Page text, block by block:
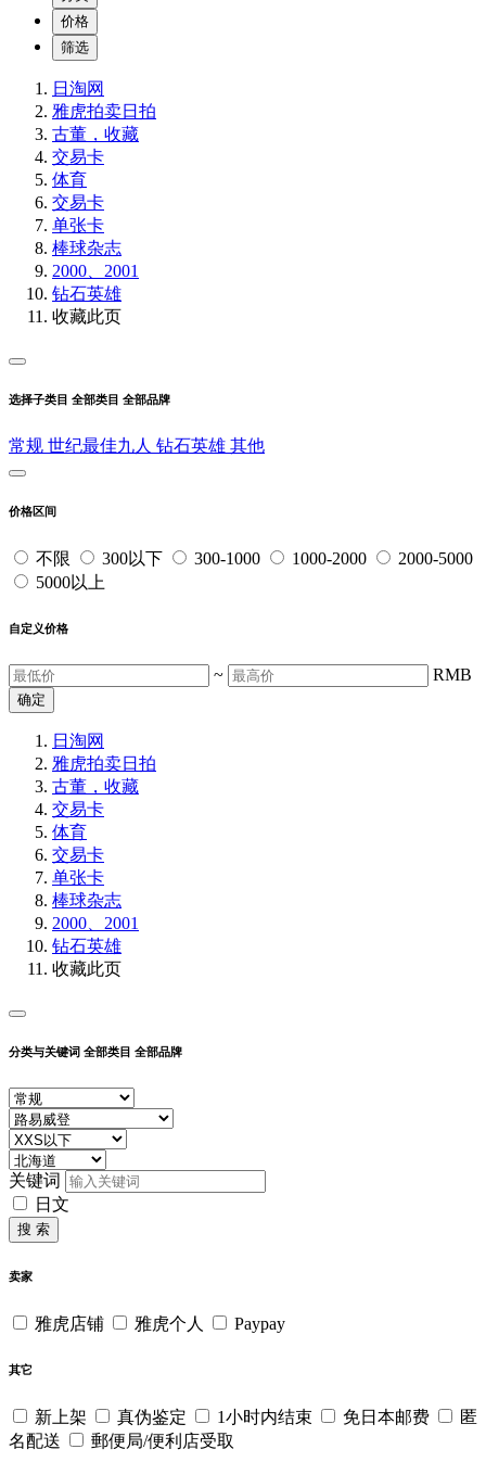
价格
筛选
日淘网
雅虎拍卖日拍
古董，收藏
交易卡
体育
交易卡
单张卡
棒球杂志
2000、2001
钻石英雄
收藏此页
选择子类目 全部类目 全部品牌
常规 世纪最佳九人 钻石英雄 其他
价格区间
不限 300以下 300-1000 1000-2000
2000-5000
5000以上
自定义价格
~ RMB
确定
日淘网
雅虎拍卖日拍
古董，收藏
交易卡
体育
交易卡
单张卡
棒球杂志
2000、2001
钻石英雄
收藏此页
分类与关键词 全部类目 全部品牌
关键词
日文
搜 索
卖家
雅虎店铺 雅虎个人 Paypay
其它
新上架 真伪鉴定 1小时内结束 免日本邮费
匿
名配送
郵便局/便利店受取